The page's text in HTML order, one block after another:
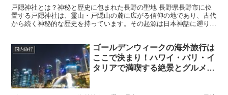
戸隠神社とは？神秘と歴史に包まれた長野の聖地 長野県長野市に位
置する戸隠神社は、霊山・戸隠山の麓に広がる信仰の地であり、古代
から続く神秘的な歴史を持っています。その起源は日本神話に遡り、
国内旅行
ゴールデンウィークの海外旅行は
ここで決まり！ハワイ・バリ・イ
タリアで満喫する絶景とグルメプ